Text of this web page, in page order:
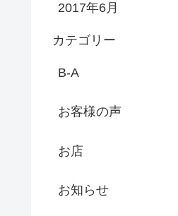
2017年6月
カテゴリー
B-A
お客様の声
お店
お知らせ